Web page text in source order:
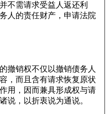
不需请求受益人返还利
人的责任财产，申请法院
撤销权不仅以撤销债务人
，而且含有请求恢复原状
用，因而兼具形成权与请
说，以折衷说为通说。